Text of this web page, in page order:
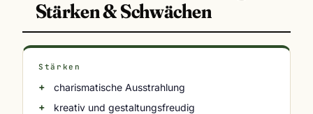
Stärken & Schwächen
Stärken
charismatische Ausstrahlung
kreativ und gestaltungsfreudig